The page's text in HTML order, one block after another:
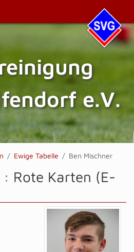
e.V.
Ewige Tabelle Ben Mischner
: Rote Karten (E-